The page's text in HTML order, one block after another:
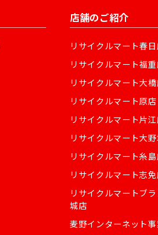
店舗のご紹介
リサイクルマート春
リサイクルマート福
リサイクルマート大
リサイクルマート原店
リサイクルマート片
リサイクルマート大
リサイクルマート糸
リサイクルマート志
リサイクルマートブ
城店
麦野インターネット事